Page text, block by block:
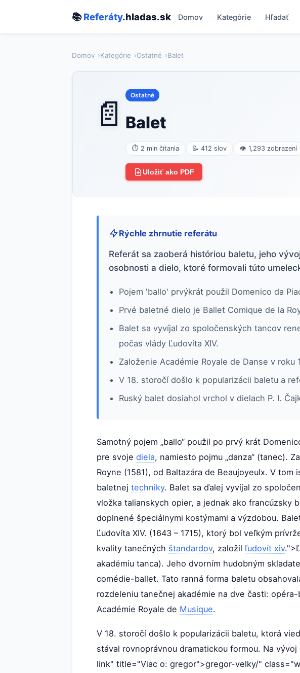
📚Referáty.hladas.sk Domov Kategórie Hľadať
Domov Kategórie Ostatné Balet
📄 Ostatné
Balet
⏱ 2 min čítania 📝 412 slov 👁 1,293 zobrazení
Uložiť ako PDF
Rýchle zhrnutie referátu
Referát sa zaoberá históriou baletu, jeho
osobnosti a dielo, ktoré formovali túto
Pojem 'ballo' prvýkrát použil Domenico da
Prvé baletné dielo je Ballet Comique de la
Balet sa vyvíjal zo spoločenských tancov
počas vlády Ľudovíta XIV.
Založenie Académie Royale de Danse v roku
V 18. storočí došlo k popularizácii baletu a
Ruský balet dosiahol vrchol v dielach P. I.
Samotný pojem „ballo“ použil po prvý krát
pre svoje diela, namiesto pojmu „danza“ (tanec).
Royne (1581), od Baltazára de Beaujoyeulx. V
baletnej techniky. Balet sa ďalej vyvíjal zo
vložka talianskych opier, a jednak ako francúzsky
doplnené špeciálnymi kostýmami a výzdobou.
Ľudovíta XIV. (1643 – 1715), ktorý bol veľkým
kvality tanečných štandardov, založil ľudovít xiv
akadémiu tanca). Jeho dvorním hudobným
comédie-ballet. Tato ranná forma baletu
rozdeleniu tanečnej akadémie na dve časti:
Académie Royale de Musique.
V 18. storočí došlo k popularizácii baletu, ktorá
stával rovnoprávnou dramatickou formou. Na vývoj
link" title="Viac o: gregor">gregor-velky/"